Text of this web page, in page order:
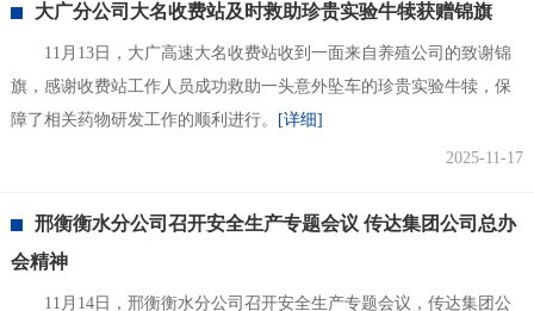
大广分公司大名收费站及时救助珍贵实验牛犊获赠锦旗
​11月13日，大广高速大名收费站收到一面来自养殖公司的致谢锦
旗，感谢收费站工作人员成功救助一头意外坠车的珍贵实验牛犊，保
障了相关药物研发工作的顺利进行。
[详细]
2025-11-17
邢衡衡水分公司召开安全生产专题会议 传达集团公司总办
会精神
11月14日，邢衡衡水分公司召开安全生产专题会议，传达集团公